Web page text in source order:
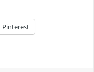
Pinterest